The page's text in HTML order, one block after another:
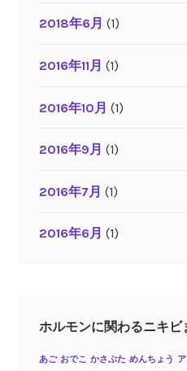
2018年6月 (1)
2016年11月 (1)
2016年10月 (1)
2016年9月 (1)
2016年7月 (1)
2016年6月 (1)
ホルモンに関わるニキビ
あご おでこ かさぶた めんちょう